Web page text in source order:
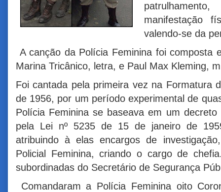
manifestação
valendo-se da
A canção da Polícia Feminina foi composta
Marina Tricânico, letra, e Paul Max Kleming,
Foi cantada pela primeira vez na Formatura
de 1956, por um período experimental de
Polícia Feminina se baseava em um
pela Lei nº 5235 de 15 de janeiro de
atribuindo à elas encargos de
Policial Feminina, criando o cargo de
subordinadas do Secretário de Segurança
Comandaram a Polícia Feminina oito